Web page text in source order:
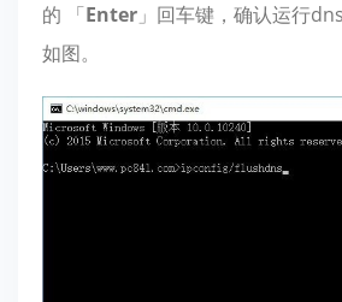
的 「Enter 」回车键，确认运行
如图。